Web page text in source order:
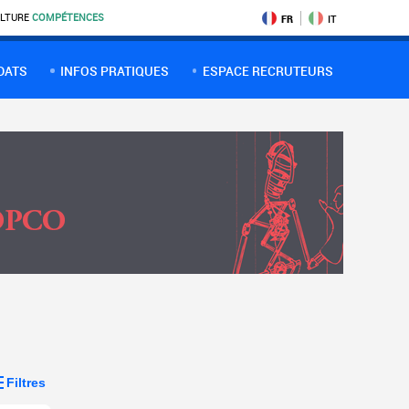
COMPÉTENCES FR IT
INFOS PRATIQUES ESPACE RECRUTEURS
Filtres